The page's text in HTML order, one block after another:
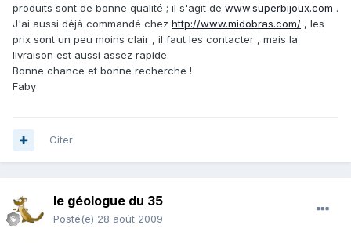
produits sont de bonne qualité ; il s'agit de www.superbijoux.com .
J'ai aussi déjà commandé chez http://www.midobras.com/ , les
prix sont un peu moins clair , il faut les contacter , mais la
livraison est aussi assez rapide.
Bonne chance et bonne recherche !
Faby
Citer
le géologue du 35
Posté(e) 28 août 2009